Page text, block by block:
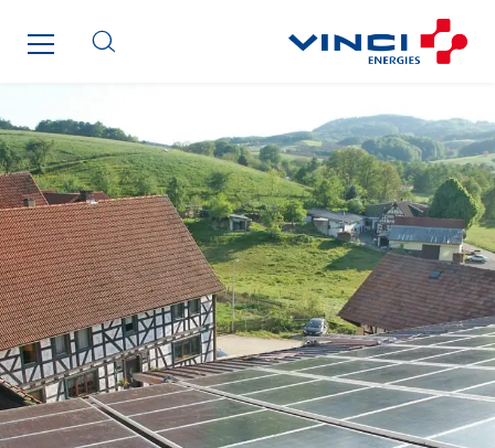
Sedam
Service One Alliance
Seves
SKE-International
Smart Building Energies
Socalec
Sotécnica
SparkEx® Funkenlöschanlagen
STE Armor
Strasser
Stroomverdeler